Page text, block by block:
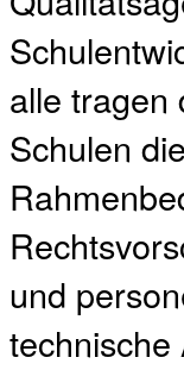
alle tragen
Schulen
und
technische